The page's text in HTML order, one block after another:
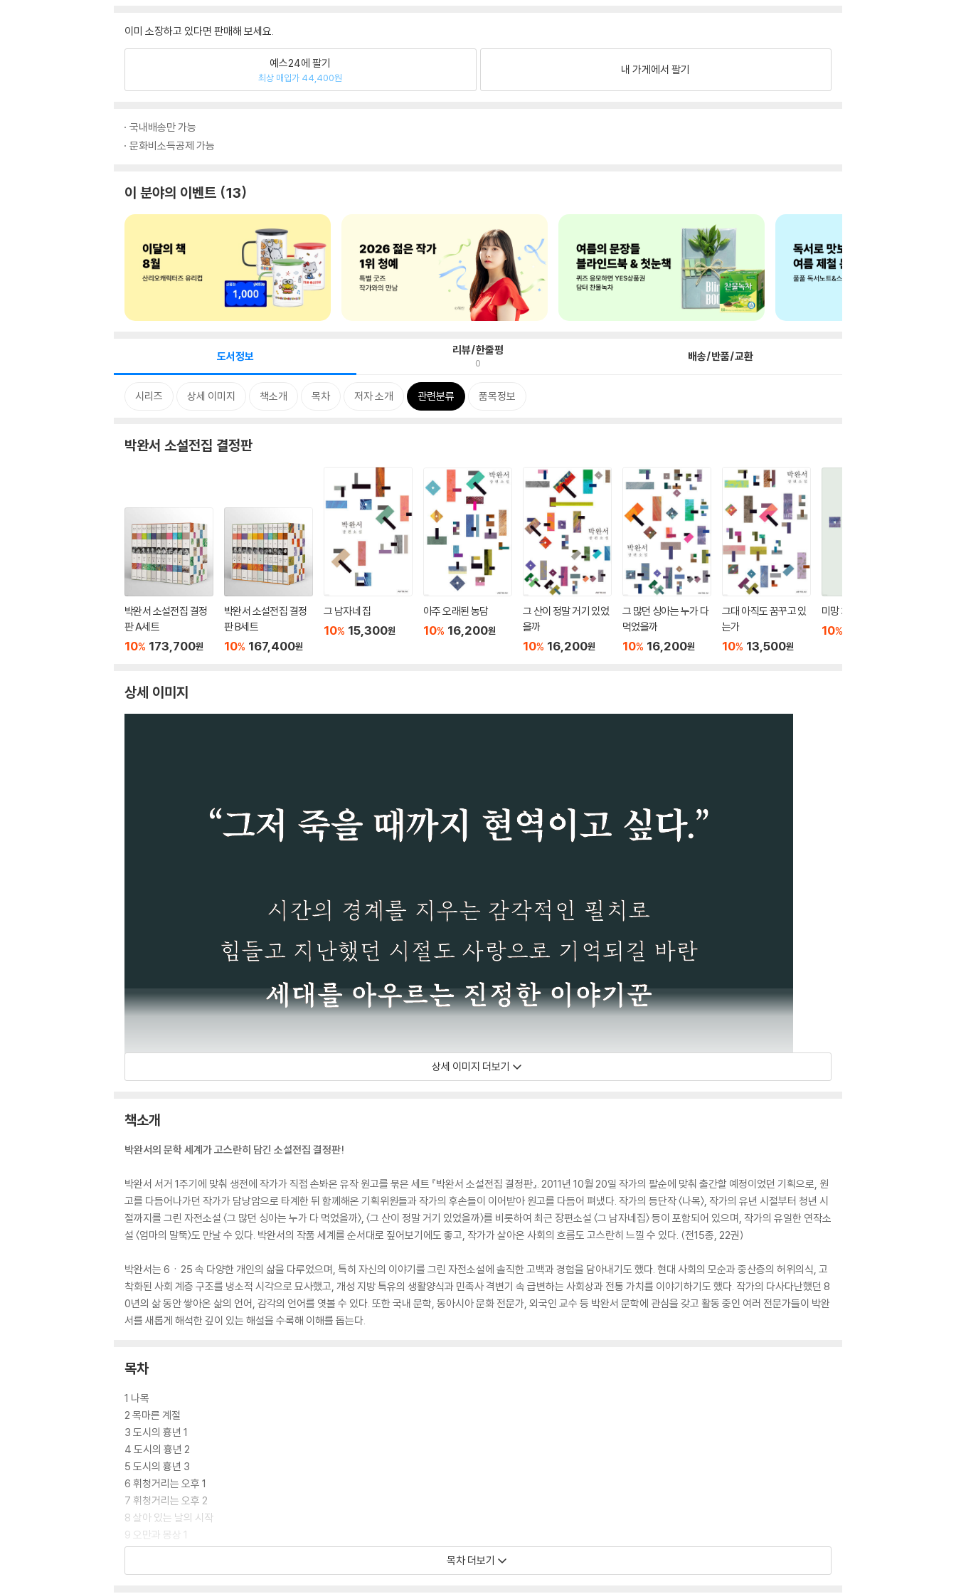
이미 소장하고 있다면 판매해 보세요.
예스24에 팔기
최상 매입가 44,400원
내 가게에서 팔기
국내배송만 가능
문화비소득공제 가능
이 분야의 이벤트 13
도서정보 리뷰/한줄평
0 배송/반품/교환
시리즈 상세 이미지 책소개 목차 저자 소개 관련분류 품목정보
박완서 소설전집 결정판
박완서 소설전집 결정
판 A세트
10% 173,700원
박완서 소설전집 결정
판 B세트
10% 167,400원
그 남자네 집
10% 15,300원
아주 오래된 농담
10% 16,200원
그 산이 정말 거기 있었
을까
10% 16,200원
그 많던 싱아는 누가 다
먹었을까
10% 16,200원
그대 아직도 꿈꾸고 있
는가
10% 13,500원
미망 3
10%
상세 이미지
상세 이미지 더보기
책소개
박완서의 문학 세계가 고스란히 담긴 소설전집 결정판!
박완서 서거 1주기에 맞춰 생전에 작가가 직접 손봐온 유작 원고를 묶은 세트 『박완서 소설전집 결정판』. 2011년 10월 20일 작가의 팔순에 맞춰 출간할 예정이었던 기획으로, 원
고를 다듬어나가던 작가가 담낭암으로 타계한 뒤 함께해온 기획위원들과 작가의 후손들이 이어받아 원고를 다듬어 펴냈다. 작가의 등단작 〈나목〉, 작가의 유년 시절부터 청년 시
절까지를 그린 자전소설 〈그 많던 싱아는 누가 다 먹었을까〉, 〈그 산이 정말 거기 있었을까〉를 비롯하여 최근 장편소설 〈그 남자네집〉 등이 포함되어 있으며, 작가의 유일한 연작소
설 〈엄마의 말뚝〉도 만날 수 있다. 박완서의 작품 세계를 순서대로 짚어보기에도 좋고, 작가가 살아온 사회의 흐름도 고스란히 느낄 수 있다. (전15종, 22권)
박완서는 6ㆍ25 속 다양한 개인의 삶을 다루었으며, 특히 자신의 이야기를 그린 자전소설에 솔직한 고백과 경험을 담아내기도 했다. 현대 사회의 모순과 중산층의 허위의식, 고
착화된 사회 계층 구조를 냉소적 시각으로 묘사했고, 개성 지방 특유의 생활양식과 민족사 격변기 속 급변하는 사회상과 전통 가치를 이야기하기도 했다. 작가의 다사다난했던 8
0년의 삶 동안 쌓아온 삶의 언어, 감각의 언어를 엿볼 수 있다. 또한 국내 문학, 동아시아 문화 전문가, 외국인 교수 등 박완서 문학에 관심을 갖고 활동 중인 여러 전문가들이 박완
서를 새롭게 해석한 깊이 있는 해설을 수록해 이해를 돕는다.
목차
1 나목
2 목마른 계절
3 도시의 흉년 1
4 도시의 흉년 2
5 도시의 흉년 3
6 휘청거리는 오후 1
7 휘청거리는 오후 2
8 살아 있는 날의 시작
9 오만과 몽상 1
10 오만과 몽상 2
목차 더보기